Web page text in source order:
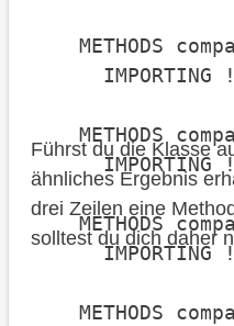
METHODS
IMPORTING
METHODS
IMPORTING
METHODS
IMPORTING
METHODS
Führst du die Klasse
ähnliches Ergebnis
drei Zeilen eine
solltest du dich daher